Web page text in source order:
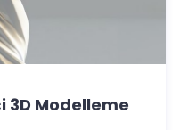
3D Modelleme